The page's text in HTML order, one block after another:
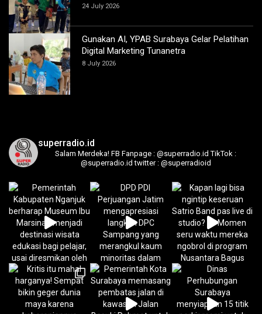
24 July 2026
Gunakan AI, YPAB Surabaya Gelar Pelatihan
Digital Marketing Tunanetra
8 July 2026
superradio.id
Salam Merdeka! FB Fanpage : @superradio.id TikTok :
@superradio.id twitter : @superradioid